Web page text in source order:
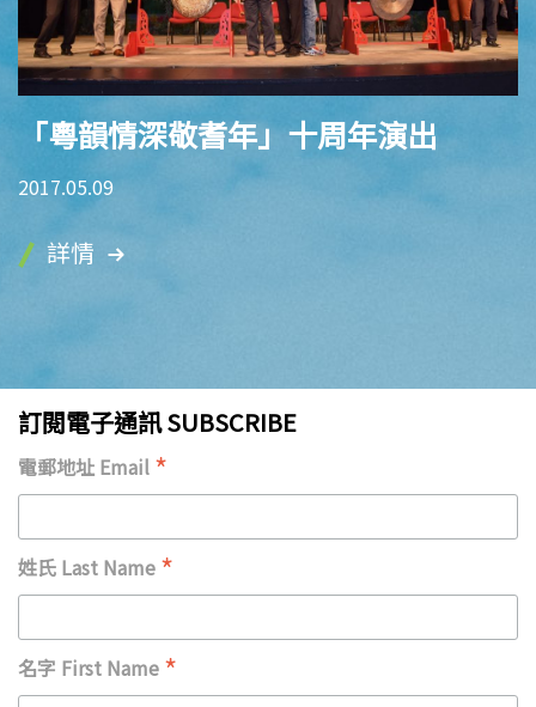
「粵韻情深敬耆年」十周年演出
2017.05.09
詳情
訂閱電子通訊 SUBSCRIBE
電郵地址 Email *
姓氏 Last Name *
名字 First Name *